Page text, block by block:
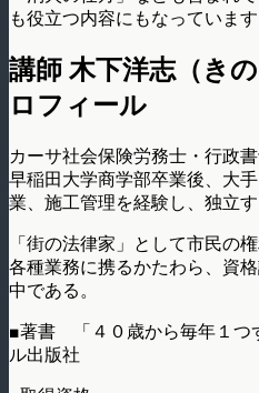
も役立つ内容にもなっています
講師 木下洋志（き
ロフィール
カーサ社会保険労務士・行政
早稲田大学商学部卒業後、大
業、施工管理を経験し、独立す
「街の法律家」として市民の
各種業務に携るかたわら、資
中である。
■著書 「４０歳から毎年１
ル出版社